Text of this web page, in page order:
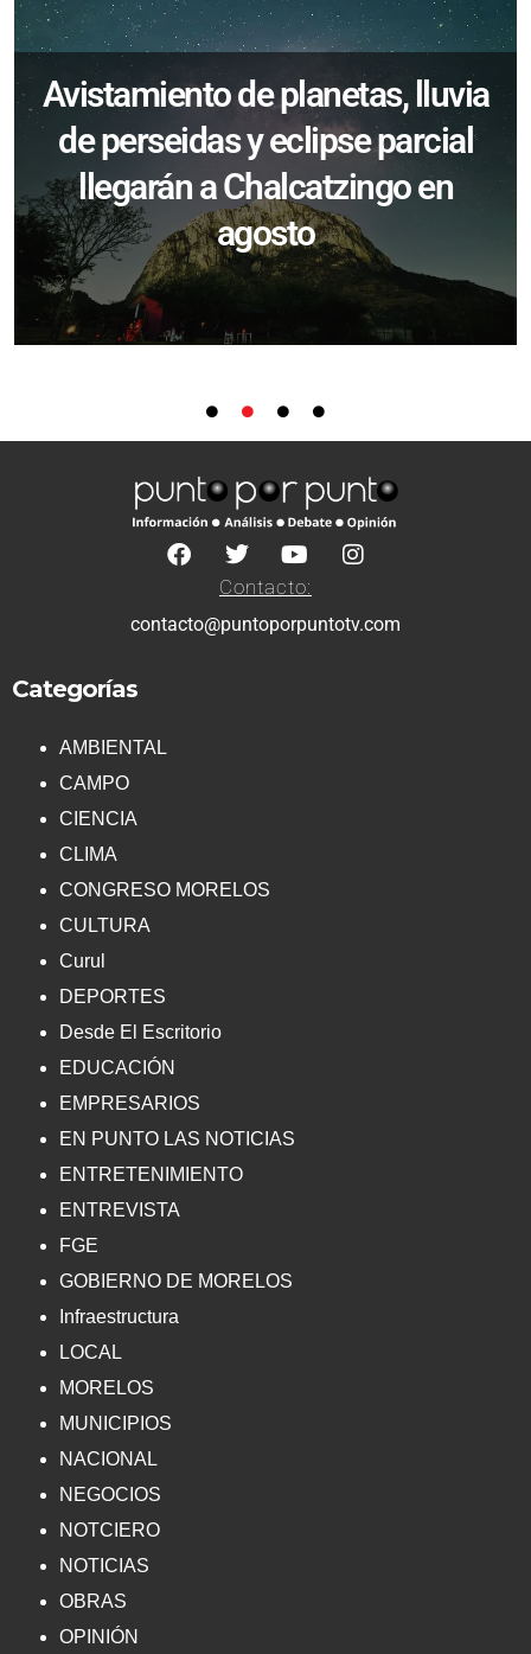
Avistamiento de planetas, lluvia
de perseidas y eclipse parcial
llegarán a Chalcatzingo en
agosto
Contacto:
contacto@puntoporpuntotv.com
Categorías
AMBIENTAL
CAMPO
CIENCIA
CLIMA
CONGRESO MORELOS
CULTURA
Curul
DEPORTES
Desde El Escritorio
EDUCACIÓN
EMPRESARIOS
EN PUNTO LAS NOTICIAS
ENTRETENIMIENTO
ENTREVISTA
FGE
GOBIERNO DE MORELOS
Infraestructura
LOCAL
MORELOS
MUNICIPIOS
NACIONAL
NEGOCIOS
NOTCIERO
NOTICIAS
OBRAS
OPINIÓN